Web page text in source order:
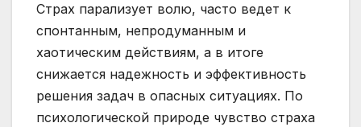
Страх парализует волю, часто ведет к
спонтанным, непродуманным и
хаотическим действиям, а в итоге
снижается надежность и эффективность
решения задач в опасных ситуациях. По
психологической природе чувство страха